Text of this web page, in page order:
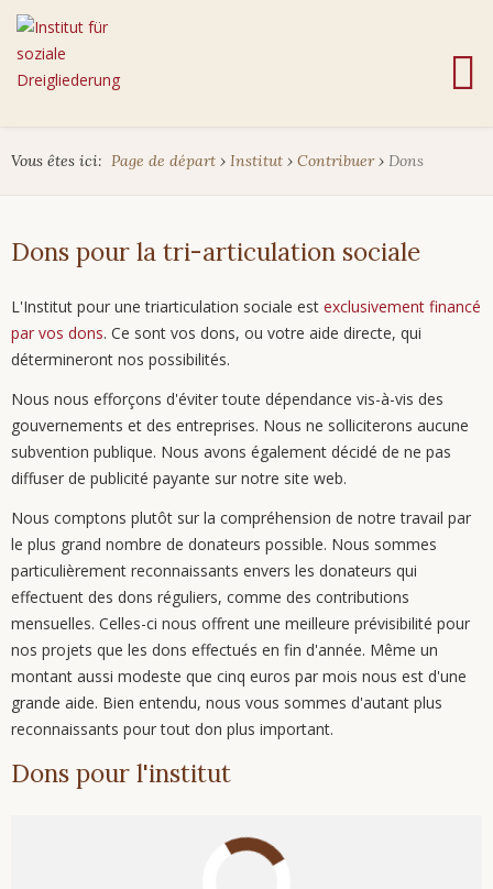
Vous êtes ici: Page de départ › Institut › Contribuer › Dons
Dons pour la tri-articulation sociale
L'Institut pour une triarticulation sociale est exclusivement financé
par vos dons. Ce sont vos dons, ou votre aide directe, qui
détermineront nos possibilités.
Nous nous efforçons d'éviter toute dépendance vis-à-vis des
gouvernements et des entreprises. Nous ne solliciterons aucune
subvention publique. Nous avons également décidé de ne pas
diffuser de publicité payante sur notre site web.
Nous comptons plutôt sur la compréhension de notre travail par
le plus grand nombre de donateurs possible. Nous sommes
particulièrement reconnaissants envers les donateurs qui
effectuent des dons réguliers, comme des contributions
mensuelles. Celles-ci nous offrent une meilleure prévisibilité pour
nos projets que les dons effectués en fin d'année. Même un
montant aussi modeste que cinq euros par mois nous est d'une
grande aide. Bien entendu, nous vous sommes d'autant plus
reconnaissants pour tout don plus important.
Dons pour l'institut